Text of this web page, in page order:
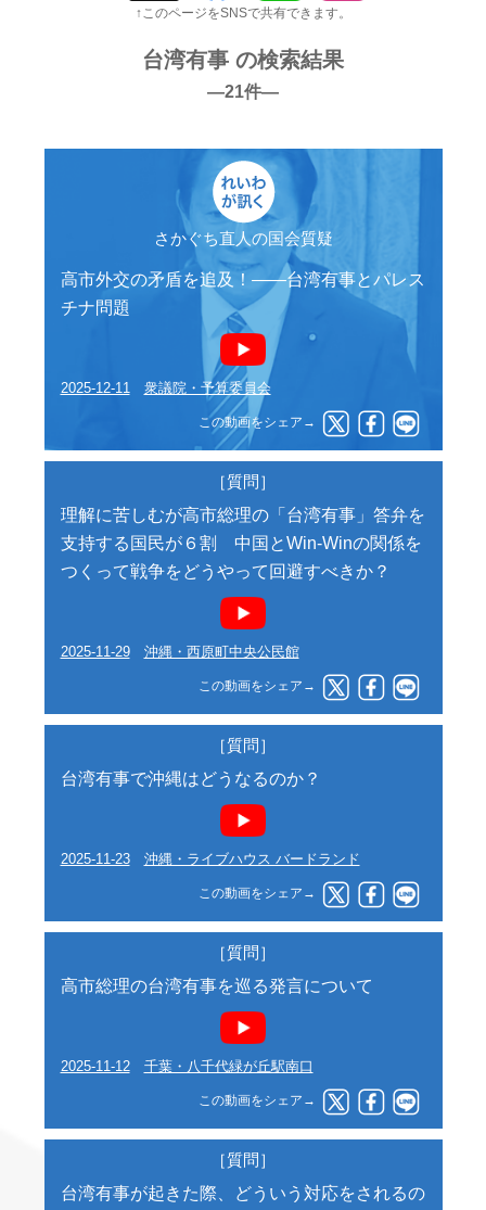
↑このページをSNSで共有できます。
台湾有事 の検索結果
―21件―
さかぐち直人の国会質疑
高市外交の矛盾を追及！――台湾有事とパレス
チナ問題
2025-12-11 衆議院・予算委員会
この動画をシェア→
［質問］
理解に苦しむが高市総理の「台湾有事」答弁を
支持する国民が６割 中国とWin-Winの関係を
つくって戦争をどうやって回避すべきか？
2025-11-29 沖縄・西原町中央公民館
この動画をシェア→
［質問］
台湾有事で沖縄はどうなるのか？
2025-11-23 沖縄・ライブハウス バードランド
この動画をシェア→
［質問］
高市総理の台湾有事を巡る発言について
2025-11-12 千葉・八千代緑が丘駅南口
この動画をシェア→
［質問］
台湾有事が起きた際、どういう対応をされるの